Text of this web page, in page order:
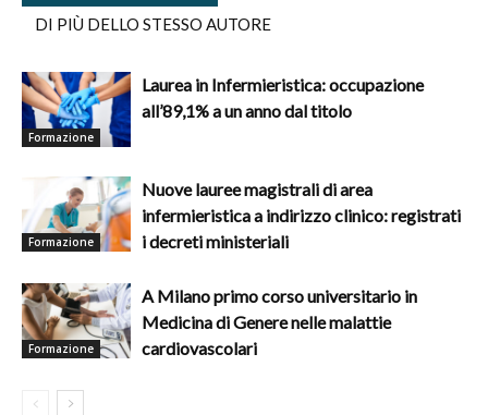
DI PIÙ DELLO STESSO AUTORE
Formazione
Laurea in Infermieristica: occupazione
all’89,1% a un anno dal titolo
Formazione
Nuove lauree magistrali di area
infermieristica a indirizzo clinico: registrati
i decreti ministeriali
Formazione
A Milano primo corso universitario in
Medicina di Genere nelle malattie
cardiovascolari